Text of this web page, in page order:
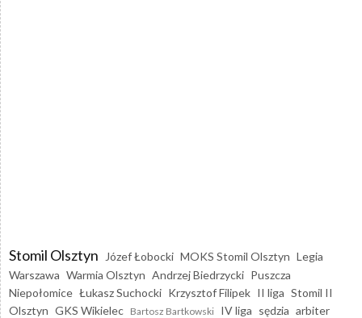
Stomil Olsztyn Józef Łobocki MOKS Stomil Olsztyn Legia
Warszawa Warmia Olsztyn Andrzej Biedrzycki Puszcza
Niepołomice Łukasz Suchocki Krzysztof Filipek II liga Stomil II
Olsztyn GKS Wikielec Bartosz Bartkowski IV liga sędzia arbiter